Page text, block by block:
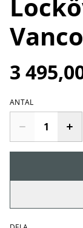
3
ANTAL